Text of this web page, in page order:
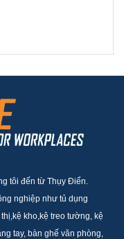
tôi đến từ Thụy Điển.
nghiệp như tủ dụng
kho,kệ treo tường, kệ
tay, bàn ghế văn phòng,